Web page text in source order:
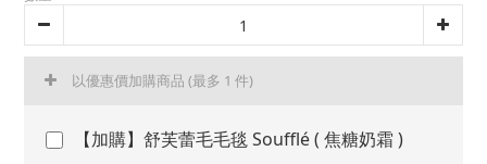
以優惠價加購商品 (最多 1 件)
【加購】舒芙蕾毛毛毯 Soufflé ( 焦糖奶霜 )